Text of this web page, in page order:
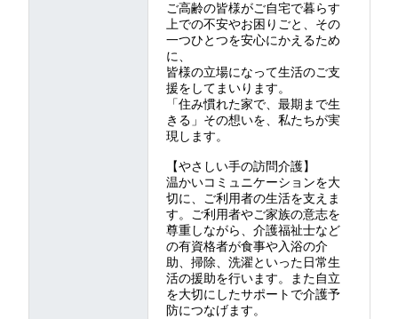
ご高齢の皆様がご自宅で暮らす
上での不安やお困りごと、その
一つひとつを安心にかえるため
に、
皆様の立場になって生活のご支
援をしてまいります。
「住み慣れた家で、最期まで生
きる」その想いを、私たちが実
現します。
【やさしい手の訪問介護】
温かいコミュニケーションを大
切に、ご利用者の生活を支えま
す。ご利用者やご家族の意志を
尊重しながら、介護福祉士など
の有資格者が食事や入浴の介
助、掃除、洗濯といった日常生
活の援助を行います。また自立
を大切にしたサポートで介護予
防につなげます。